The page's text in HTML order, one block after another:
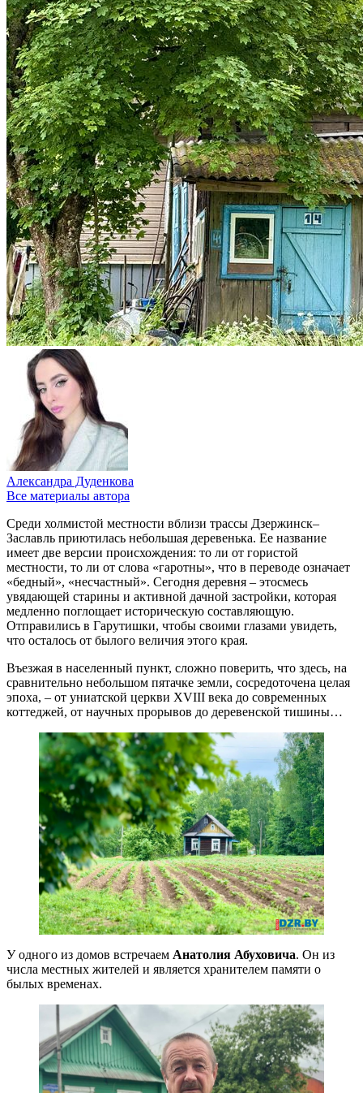
Александра Дуденкова
Все материалы автора
Среди холмистой местности вблизи трассы Дзержинск–
Заславль приютилась небольшая деревенька. Ее название
имеет две версии происхождения: то ли от гористой
местности, то ли от слова «гаротны», что в переводе означает
«бедный», «несчастный». Сегодня деревня – этосмесь
увядающей старины и активной дачной застройки, которая
медленно поглощает историческую составляющую.
Отправились в Гарутишки, чтобы своими глазами увидеть,
что осталось от былого величия этого края.
Въезжая в населенный пункт, сложно поверить, что здесь, на
сравнительно небольшом пятачке земли, сосредоточена целая
эпоха, – от униатской церкви XVIII века до современных
коттеджей, от научных прорывов до деревенской тишины…
У одного из домов встречаем Анатолия Абуховича. Он из
числа местных жителей и является хранителем памяти о
былых временах.